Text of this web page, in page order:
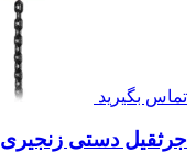
تماس بگیرید
جرثقیل دستی زنجیری 1 تن ویتال